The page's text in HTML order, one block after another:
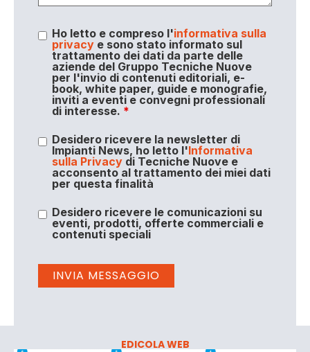
Ho letto e compreso l'informativa sulla
privacye sono stato informato sul
trattamento dei dati da parte delle
aziende del Gruppo Tecniche Nuove
per l'invio di contenuti editoriali, e-
book, white paper, guide e monografie,
inviti a eventi e convegni professionali
di interesse. *
Desidero ricevere la newsletter di
Impianti News, ho letto l'Informativa
sulla Privacydi Tecniche Nuove e
acconsento al trattamento dei miei dati
per questa finalità
Desidero ricevere le comunicazioni su
eventi, prodotti, offerte commerciali e
contenuti speciali
EDICOLA WEB